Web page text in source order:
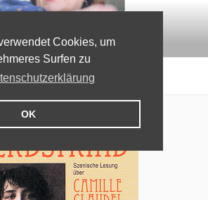
Cookies, um
Surfen zu
OK
Schauspielerin
Menü